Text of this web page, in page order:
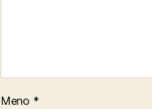
Meno *